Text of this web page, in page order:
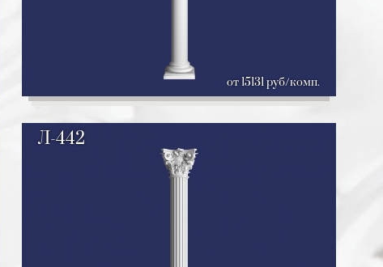
от 15131 руб/комп.
Л-442